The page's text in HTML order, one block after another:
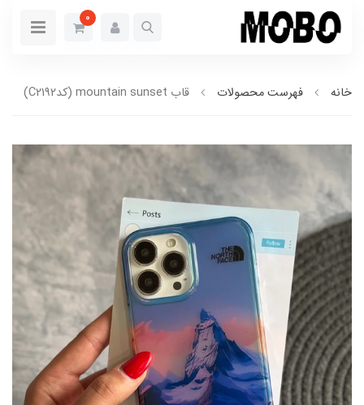
0
خانه فهرست محصولات قاب mountain sunset (کدC2192)